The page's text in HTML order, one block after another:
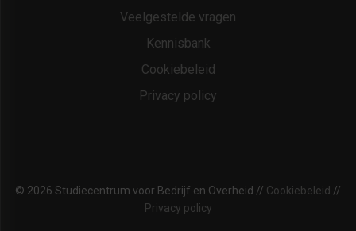
Veelgestelde vragen
Kennisbank
Cookiebeleid
Privacy policy
© 2026 Studiecentrum voor Bedrijf en Overheid // Cookiebeleid //
Privacy policy